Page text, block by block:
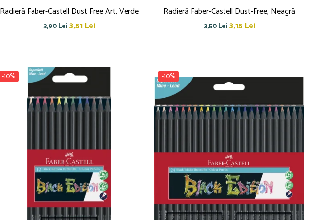
Radieră Faber-Castell Dust Free Art, Verde
3,90 Lei3,51 Lei
Radieră Faber-Castell Dust-Free, Neagră
3,50 Lei3,15 Lei
-10% -10%